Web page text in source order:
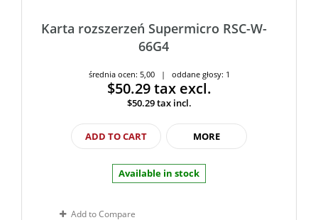
Karta rozszerzeń Supermicro RSC-W-
66G4
średnia ocen: 5,00 | oddane głosy: 1
$50.29tax excl.
$50.29tax incl.
ADD TO CART MORE
Available in stock
Add to Compare